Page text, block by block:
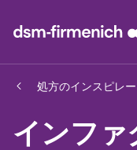
処方のインスピレ
インファ